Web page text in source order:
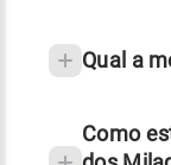
Qual a
Como